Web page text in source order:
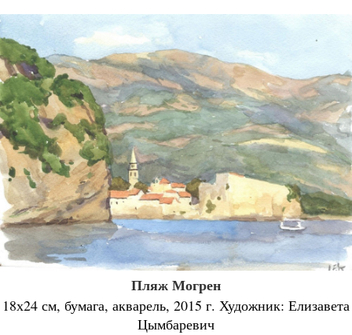
Пляж Могрен
18х24 см, бумага, акварель, 2015 г. Художник: Елизавета
Цымбаревич